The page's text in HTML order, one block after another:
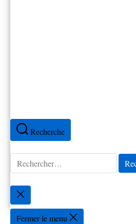
Recherche
Rechercher :
Fermer
la
recherche
Fermer le menu